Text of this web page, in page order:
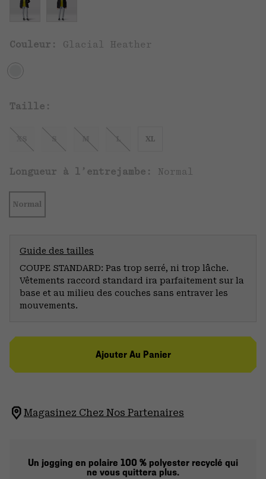
Couleur: Glacial Heather
Taille:
XS S M L XL
Longueur à l’entrejambe: Normal
Normal
Guide des tailles
COUPE STANDARD: Pas trop serré, ni trop lâche.
Vêtements raccord standard ira parfaitement sur la
base et au milieu des couches sans entraver les
mouvements.
Ajouter Au Panier
Magasinez Chez Nos Partenaires
Un jogging en polaire 100 % polyester recyclé qui
ne vous quittera plus.